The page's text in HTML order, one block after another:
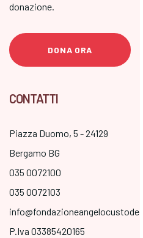
donazione.
DONA ORA
CONTATTI
Piazza Duomo, 5 - 24129
Bergamo BG
035 0072100
035 0072103
info@fondazioneangelocustode.it
P.Iva 03385420165